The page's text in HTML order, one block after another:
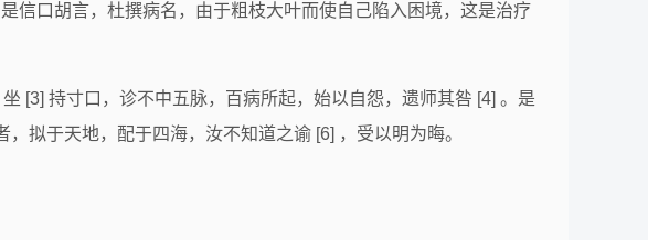
信口胡言，杜撰病名，由于粗枝大叶而使自己陷入困境，这是治疗
[3] 持寸口，诊不中五脉，百病所起，始以自怨，遗师其咎 [4] 。是
拟于天地，配于四海，汝不知道之谕 [6] ，受以明为晦。